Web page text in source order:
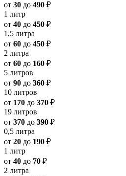
от 30 до 490 ₽
1 литр
от 40 до 450 ₽
1,5 литра
от 60 до 450 ₽
2 литра
от 60 до 160 ₽
5 литров
от 90 до 360 ₽
10 литров
от 170 до 370 ₽
19 литров
от 370 до 390 ₽
0,5 литра
от 20 до 190 ₽
1 литр
от 40 до 70 ₽
2 литра